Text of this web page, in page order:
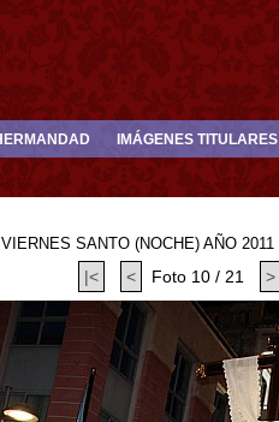
IMÁGENES TITULARES
SANTO (NOCHE) AÑO 2011
|< < Foto 10 / 21 >